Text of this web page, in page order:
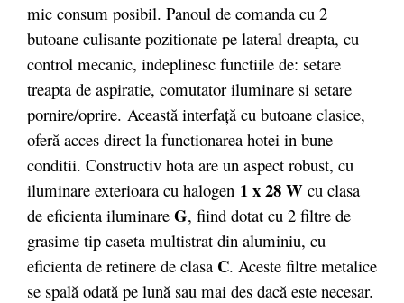
mic consum posibil. Panoul de comanda cu 2
butoane culisante pozitionate pe lateral dreapta, cu
control mecanic, indeplinesc functiile de: setare
treapta de aspiratie, comutator iluminare si setare
pornire/oprire. Această interfaţă cu butoane clasice,
oferă acces direct la functionarea hotei in bune
conditii. Constructiv hota are un aspect robust, cu
iluminare exterioara cu halogen 1 x 28 W cu clasa
de eficienta iluminare G, fiind dotat cu 2 filtre de
grasime tip caseta multistrat din aluminiu, cu
eficienta de retinere de clasa C. Aceste filtre metalice
se spală odată pe lună sau mai des dacă este necesar.